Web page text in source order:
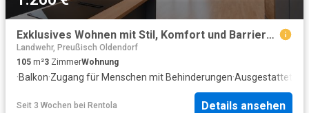
Exklusives Wohnen mit Stil, Komfort und Barrierefreiheit auf höchstem Niveau
Landwehr, Preußisch Oldendorf
105 m²3 ZimmerWohnung
·Balkon·Zugang für Menschen mit Behinderungen·Ausgestattete
Seit 3 Wochen bei Rentola Details ansehen